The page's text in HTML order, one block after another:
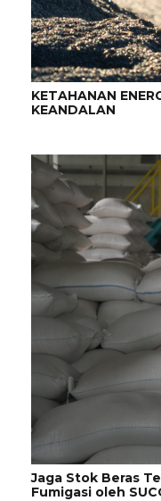
KETAHANAN
KEANDALAN
Jaga Stok Beras
Fumigasi oleh